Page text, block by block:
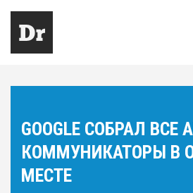
GOOGLE СОБРАЛ ВСЕ
КОММУНИКАТОРЫ В
МЕСТЕ